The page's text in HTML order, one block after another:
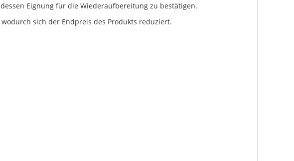
Eignung für die Wiederaufbereitung zu bestätigen.
sich der Endpreis des Produkts reduziert.